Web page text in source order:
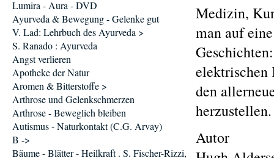
Medizin,
man auf
elektrischen
den
herzustellen.
Autor
Lumira - Aura - DVD
Ayurveda & Bewegung - Gelenke gut
V. Lad: Lehrbuch des Ayurveda >
S. Ranado : Ayurveda
Angst verlieren
Apotheke der Natur
Aromen & Bitterstoffe >
Arthrose und Gelenkschmerzen
Arthrose - Beweglich bleiben
Autismus - Naturkontakt (C.G. Arvay)
B ->
Bäume - Blätter - Heilkraft . S. Fischer-Rizzi,